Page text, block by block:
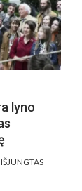
IR
SENUKAI
TURI
PARAKO
lyno
ĮRAŠE